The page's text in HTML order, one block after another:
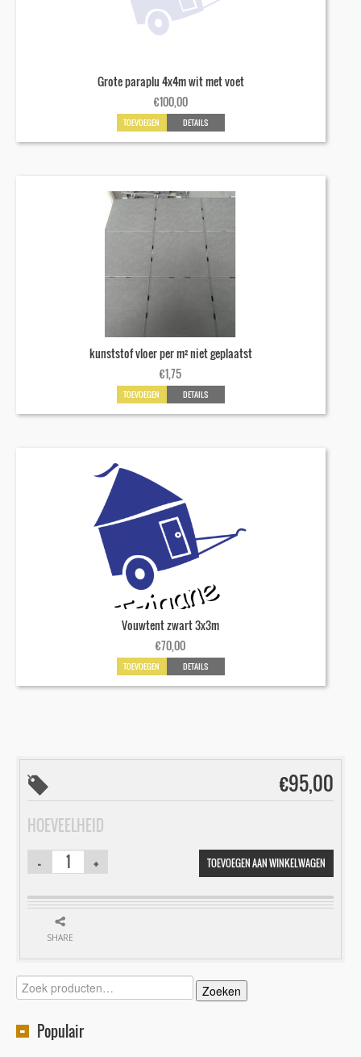
Grote paraplu 4x4m wit met voet
€100,00
TOEVOEGEN DETAILS
kunststof vloer per m² niet geplaatst
€1,75
TOEVOEGEN DETAILS
Vouwtent zwart 3x3m
€70,00
TOEVOEGEN DETAILS
€95,00
HOEVEELHEID
TOEVOEGEN AAN WINKELWAGEN
SHARE
Zoeken
naar:
Zoeken
Populair